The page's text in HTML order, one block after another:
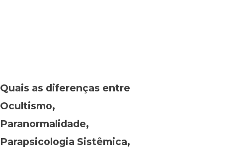
Quais as diferenças entre
Ocultismo,
Paranormalidade,
Parapsicologia Sistêmica,